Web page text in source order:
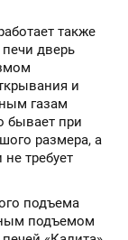
также
дверь
и
газам
бывает при
размера, а
требует
подъема
подъемом